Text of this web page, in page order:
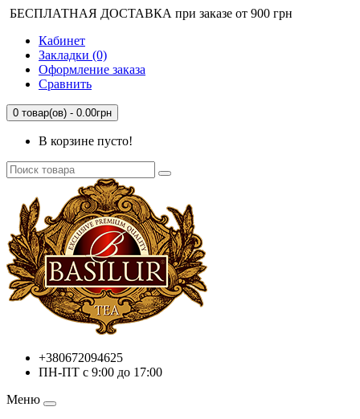
БЕСПЛАТНАЯ ДОСТАВКА при заказе от 900 грн
Кабинет
Закладки (0)
Оформление заказа
Сравнить
0 товар(ов) - 0.00грн
В корзине пусто!
+380672094625
ПН-ПТ с 9:00 до 17:00
Меню